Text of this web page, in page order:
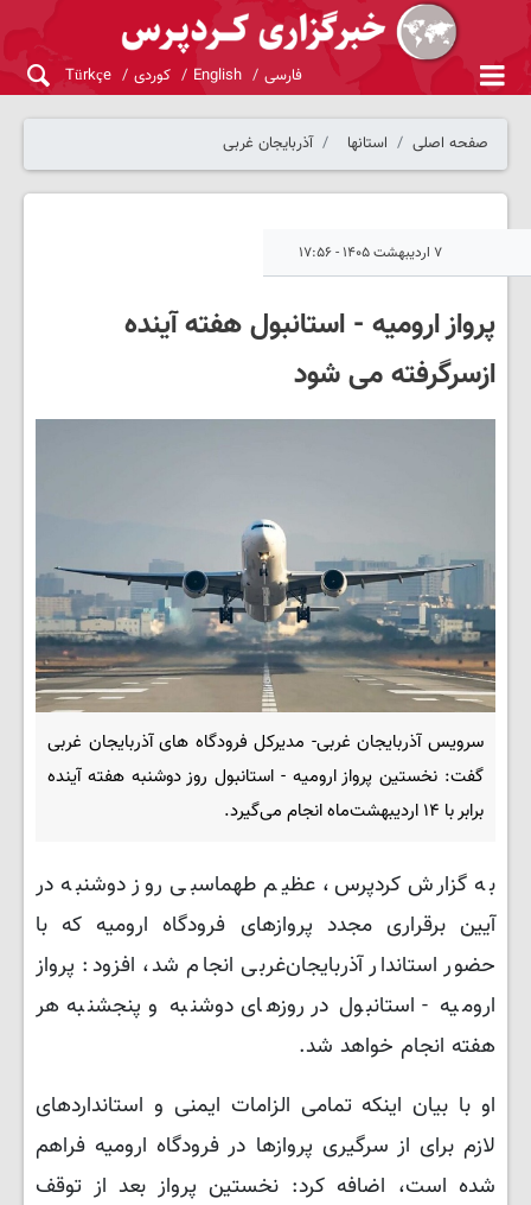
فارسی English کوردی Türkçe
صفحه اصلی استانها آذربایجان غربی
۷ اردیبهشت ۱۴۰۵ - ۱۷:۵۶
پرواز ارومیه - استانبول هفته آینده
ازسرگرفته می شود
سرویس آذربایجان غربی- مدیرکل فرودگاه های آذربایجان غربی
گفت: نخستین پرواز ارومیه - استانبول روز دوشنبه هفته آینده
برابر با ۱۴ اردیبهشت‌ماه انجام می‌گیرد.
به گزارش کردپرس، عظیم طهماسبی روز دوشنبه در
آیین برقراری مجدد پروازهای فرودگاه ارومیه که با
حضور استاندار آذربایجان‌غربی انجام شد، افزود: پرواز
ارومیه - استانبول در روزهای دوشنبه و پنجشنبه هر
هفته انجام خواهد شد.
او با بیان اینکه تمامی الزامات ایمنی و استانداردهای
لازم برای از سرگیری پروازها در فرودگاه ارومیه فراهم
شده است، اضافه کرد: نخستین پرواز بعد از توقف